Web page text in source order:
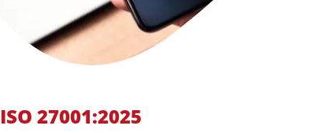
ISO 27001:2025